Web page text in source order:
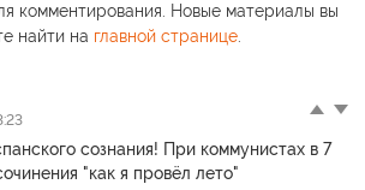
комментирования. Новые материалы вы
найти на главной странице.
сознания! При коммунистах в 7
"как я провёл лето"